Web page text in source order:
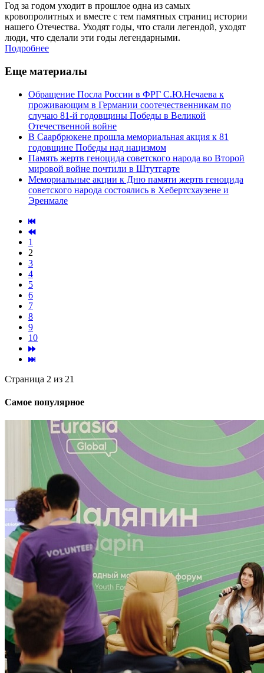
Год за годом уходит в прошлое одна из самых
кровопролитных и вместе с тем памятных страниц истории
нашего Отечества. Уходят годы, что стали легендой, уходят
люди, что сделали эти годы легендарными.
Подробнее
Еще материалы
Обращение Посла России в ФРГ С.Ю.Нечаева к
проживающим в Германии соотечественникам по
случаю 81-й годовщины Победы в Великой
Отечественной войне
В Саарбрюкене прошла мемориальная акция к 81
годовщине Победы над нацизмом
Память жертв геноцида советского народа во Второй
мировой войне почтили в Штутгарте
Мемориальные акции к Дню памяти жертв геноцида
советского народа состоялись в Хебертсхаузене и
Эренмале
1
2
3
4
5
6
7
8
9
10
Страница 2 из 21
Самое популярное